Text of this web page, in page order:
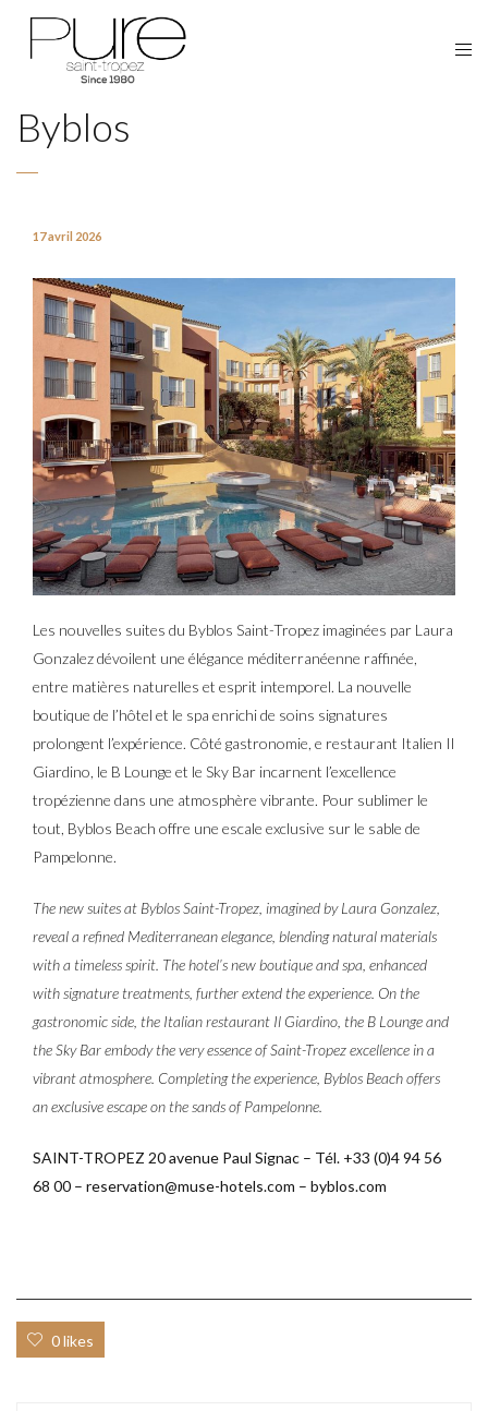
Byblos
17 avril 2026
Les nouvelles suites du Byblos Saint-Tropez imaginées par Laura
Gonzalez dévoilent une élégance méditerranéenne raffinée,
entre matières naturelles et esprit intemporel. La nouvelle
boutique de l’hôtel et le spa enrichi de soins signatures
prolongent l’expérience. Côté gastronomie, e restaurant Italien Il
Giardino, le B Lounge et le Sky Bar incarnent l’excellence
tropézienne dans une atmosphère vibrante. Pour sublimer le
tout, Byblos Beach offre une escale exclusive sur le sable de
Pampelonne.
The new suites at Byblos Saint-Tropez, imagined by Laura Gonzalez,
reveal a refined Mediterranean elegance, blending natural materials
with a timeless spirit. The hotel’s new boutique and spa, enhanced
with signature treatments, further extend the experience. On the
gastronomic side, the Italian restaurant Il Giardino, the B Lounge and
the Sky Bar embody the very essence of Saint-Tropez excellence in a
vibrant atmosphere. Completing the experience, Byblos Beach offers
an exclusive escape on the sands of Pampelonne.
SAINT-TROPEZ 20 avenue Paul Signac – Tél. +33 (0)4 94 56
68 00 – reservation@muse-hotels.com – byblos.com
0 likes